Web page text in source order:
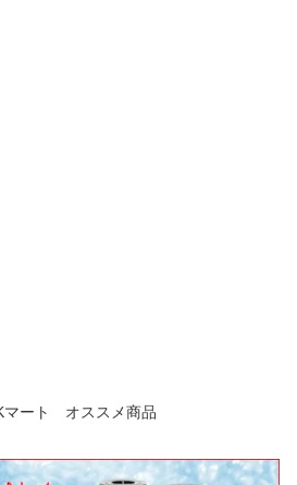
マート オススメ商品